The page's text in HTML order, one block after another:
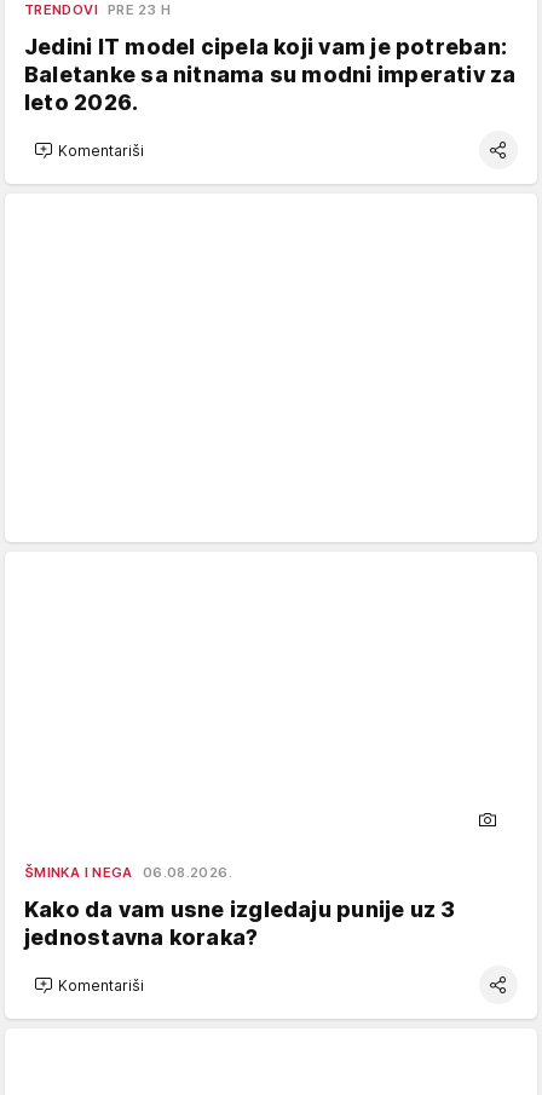
TRENDOVI PRE 23 H
Jedini IT model cipela koji vam je potreban:
Baletanke sa nitnama su modni imperativ za
leto 2026.
Komentariši
ŠMINKA I NEGA 06.08.2026.
Kako da vam usne izgledaju punije uz 3
jednostavna koraka?
Komentariši